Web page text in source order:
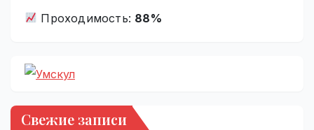
Проходимость: 88%
Свежие записи